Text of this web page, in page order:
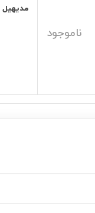
ناموجود
مدیهیل